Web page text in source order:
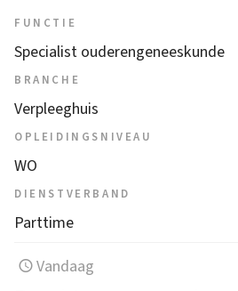
FUNCTIE
Specialist ouderengeneeskunde
BRANCHE
Verpleeghuis
OPLEIDINGSNIVEAU
WO
DIENSTVERBAND
Parttime
Vandaag